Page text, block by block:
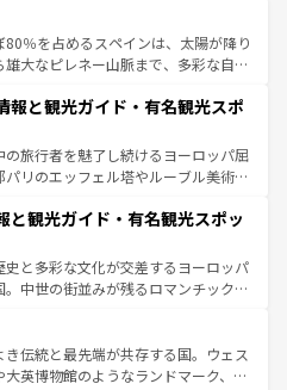
しい田園風景やアマルフィ海岸の絶
見逃せない。観光の合間には、本場の
品のイタリア料理を堪能することも
で、忘れられない旅をしてみよう！
情報は
80％を占めるスペインは、太陽が降り
大なピレネー山脈まで、多彩な自然
は、情熱的なフラメンコ、熱気あふ
しいタパスが生活の一部となってい
の洗練された雰囲気や、バルセロナの
ら、地方では古代ローマ遺跡や中世
土や気候が異なるスペインはその個
してほしい。
報と観光ガイド・有名観光スポ
の旅行者を魅了し続けるヨーロッパ屈
リのエッフェル塔やルーブル美術館
っている。華麗な宮殿、歴史的な大
そして豊かな自然が、訪れる者を心
、フランスは美食の国としても知ら
ネスコ無形文化遺産にも登録されて
など、多彩な楽しみ方が可能だ。さ
域にも魅力が溢れており、どの街角に
息づいている。パリ以外の個性あふ
と観光ガイド・有名観光スポッ
史と多彩な文化が交差するヨーロッパ
中世の街並みが残るロマンチック街
こを歩いても飽きることがない。ベ
バイエルン州のアルプスの絶景、そ
ワイン畑といった風景は必見。ビール
伝統と最先端が共存する国。ウェス
大英博物館のようなランドマーク、歴